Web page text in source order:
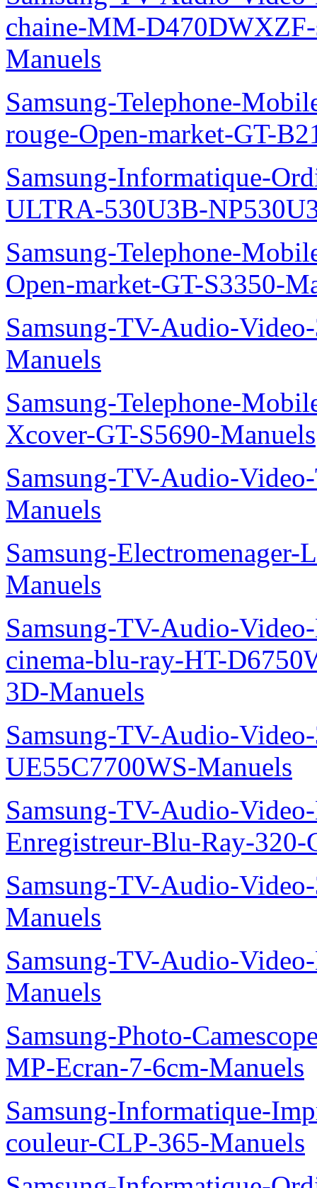
chaine-MM-
Manuels
Samsung-Telephone-
rouge-Open-market-GT-
Samsung-Informatique-
ULTRA-530U3B-
Samsung-Telephone-
Open-market-GT-S3350-
Samsung-TV-Audio-
Manuels
Samsung-Telephone-
Xcover-GT-S5690-Manuels
Samsung-TV-Audio-
Manuels
Samsung-
Manuels
Samsung-TV-Audio-
cinema-blu-ray-HT-
3D-Manuels
Samsung-TV-Audio-
UE55C7700WS-Manuels
Samsung-TV-Audio-
Enregistreur-Blu-Ray-
Samsung-TV-Audio-
Manuels
Samsung-TV-Audio-
Manuels
Samsung-Photo-
MP-Ecran-7-6cm-Manuels
Samsung-Informatique-
couleur-CLP-365-Manuels